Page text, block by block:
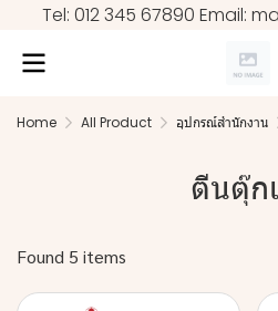
Tel: 012 345 67890 Email:
Home All Product อุปกรณ์สำนักงาน
ตีนตุ๊ก
Found 5 items